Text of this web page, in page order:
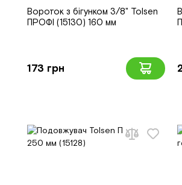
Вороток з бігунком 3/8" Tolsen
ПРОФІ (15130) 160 мм
173 грн